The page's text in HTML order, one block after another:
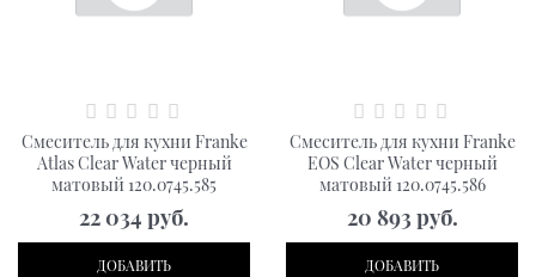
Смеситель для кухни Franke
Atlas Clear Water черный
матовый 120.0745.585
22 034 руб.
ДОБАВИТЬ
Смеситель для кухни Franke
EOS Clear Water черный
матовый 120.0745.586
20 893 руб.
ДОБАВИТЬ